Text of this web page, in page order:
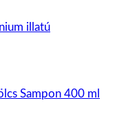
illatú